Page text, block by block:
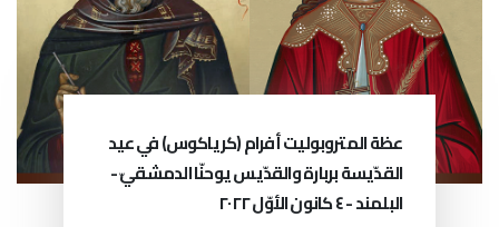
عظة المتروبوليت أفرام (كرياكوس) في عيد
القدّيسة بربارة والقدّيس يوحنّا الدمشقيّ -
البلمند - ٤ كانون الأوّل ٢٠٢٢